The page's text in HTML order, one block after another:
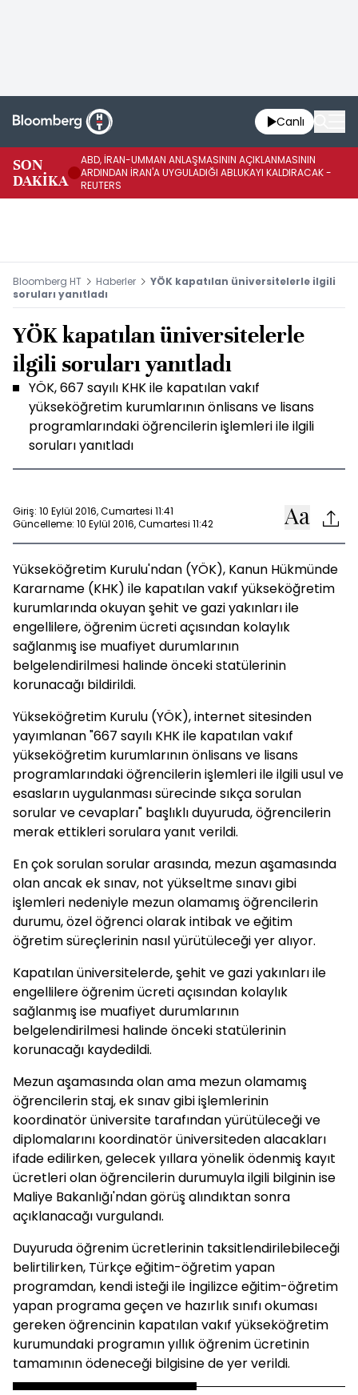
Canlı
SON
DAKİKA
ABD, İRAN-UMMAN ANLAŞMASININ AÇIKLANMASININ
ARDINDAN İRAN'A UYGULADIĞI ABLUKAYI KALDIRACAK -
REUTERS
Bloomberg HT Haberler
YÖK kapatılan üniversitelerle ilgili
soruları yanıtladı
YÖK kapatılan üniversitelerle
ilgili soruları yanıtladı
YÖK, 667 sayılı KHK ile kapatılan vakıf
yükseköğretim kurumlarının önlisans ve lisans
programlarındaki öğrencilerin işlemleri ile ilgili
soruları yanıtladı
Giriş: 10 Eylül 2016, Cumartesi 11:41
Güncelleme: 10 Eylül 2016, Cumartesi 11:42
Yükseköğretim Kurulu'ndan (YÖK), Kanun Hükmünde
Kararname (KHK) ile kapatılan vakıf yükseköğretim
kurumlarında okuyan şehit ve gazi yakınları ile
engellilere, öğrenim ücreti açısından kolaylık
sağlanmış ise muafiyet durumlarının
belgelendirilmesi halinde önceki statülerinin
korunacağı bildirildi.
Yükseköğretim Kurulu (YÖK), internet sitesinden
yayımlanan "667 sayılı KHK ile kapatılan vakıf
yükseköğretim kurumlarının önlisans ve lisans
programlarındaki öğrencilerin işlemleri ile ilgili usul ve
esasların uygulanması sürecinde sıkça sorulan
sorular ve cevapları" başlıklı duyuruda, öğrencilerin
merak ettikleri sorulara yanıt verildi.
En çok sorulan sorular arasında, mezun aşamasında
olan ancak ek sınav, not yükseltme sınavı gibi
işlemleri nedeniyle mezun olamamış öğrencilerin
durumu, özel öğrenci olarak intibak ve eğitim
öğretim süreçlerinin nasıl yürütüleceği yer alıyor.
Kapatılan üniversitelerde, şehit ve gazi yakınları ile
engellilere öğrenim ücreti açısından kolaylık
sağlanmış ise muafiyet durumlarının
belgelendirilmesi halinde önceki statülerinin
korunacağı kaydedildi.
Mezun aşamasında olan ama mezun olamamış
öğrencilerin staj, ek sınav gibi işlemlerinin
koordinatör üniversite tarafından yürütüleceği ve
diplomalarını koordinatör üniversiteden alacakları
ifade edilirken, gelecek yıllara yönelik ödenmiş kayıt
ücretleri olan öğrencilerin durumuyla ilgili bilginin ise
Maliye Bakanlığı'ndan görüş alındıktan sonra
açıklanacağı vurgulandı.
Duyuruda öğrenim ücretlerinin taksitlendirilebileceği
belirtilirken, Türkçe eğitim-öğretim yapan
programdan, kendi isteği ile İngilizce eğitim-öğretim
yapan programa geçen ve hazırlık sınıfı okuması
gereken öğrencinin kapatılan vakıf yükseköğretim
kurumundaki programın yıllık öğrenim ücretinin
tamamının ödeneceği bilgisine de yer verildi.